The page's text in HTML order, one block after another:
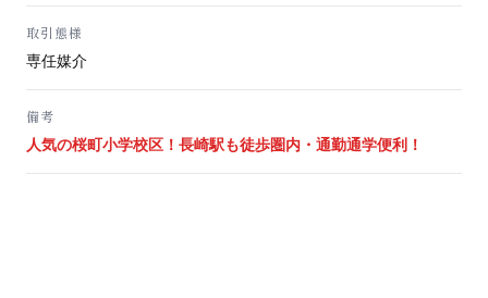
取引態様
専任媒介
備考
人気の桜町小学校区！長崎駅も徒歩圏内・通勤通学便利！